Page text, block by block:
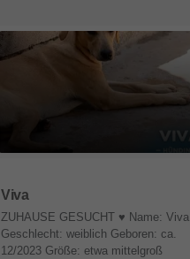
Viva
ZUHAUSE GESUCHT ♥️ Name: Viva
Geschlecht: weiblich Geboren: ca.
12/2023 Größe: etwa mittelgroß